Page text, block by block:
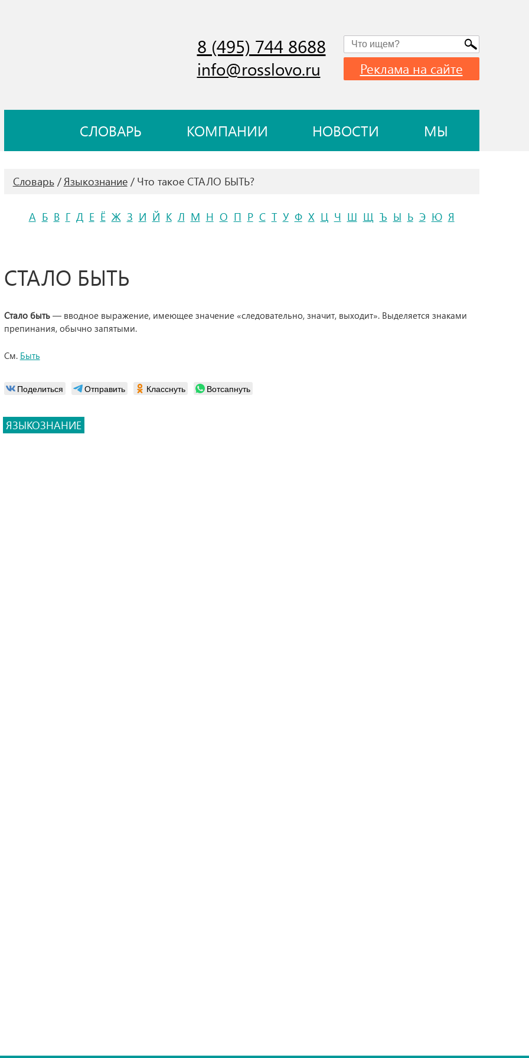
8 (495) 744 8688
info@rosslovo.ru Реклама на сайте
СЛОВАРЬ КОМПАНИИ НОВОСТИ МЫ
Словарь Языкознание Что такое СТАЛО БЫТЬ?
А Б В Г Д Е Ё Ж З И Й К Л М Н О П Р С Т У Ф Х Ц Ч Ш Щ Ъ Ы Ь Э Ю Я
СТАЛО БЫТЬ
Стало быть — вводное выражение, имеющее значение «следовательно, значит, выходит». Выделяется знаками
препинания, обычно запятыми.
См. Быть
Поделиться Отправить Класснуть Вотсапнуть
ЯЗЫКОЗНАНИЕ